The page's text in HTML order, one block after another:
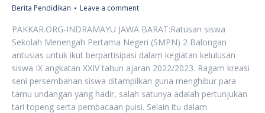
Berita Pendidikan Leave a comment
PAKKAR.ORG-INDRAMAYU JAWA BARAT:Ratusan siswa
Sekolah Menengah Pertama Negeri (SMPN) 2 Balongan
antusias untuk ikut berpartisipasi dalam kegiatan kelulusan
siswa IX angkatan XXIV tahun ajaran 2022/2023. Ragam kreasi
seni persembahan siswa ditampilkan guna menghibur para
tamu undangan yang hadir, salah satunya adalah pertunjukan
tari topeng serta pembacaan puisi. Selain itu dalam